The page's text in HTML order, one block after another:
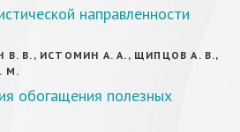
направленности
В. В., ИСТОМИН А. А., ЩИПЦОВ А. В.,
М.
обогащения полезных